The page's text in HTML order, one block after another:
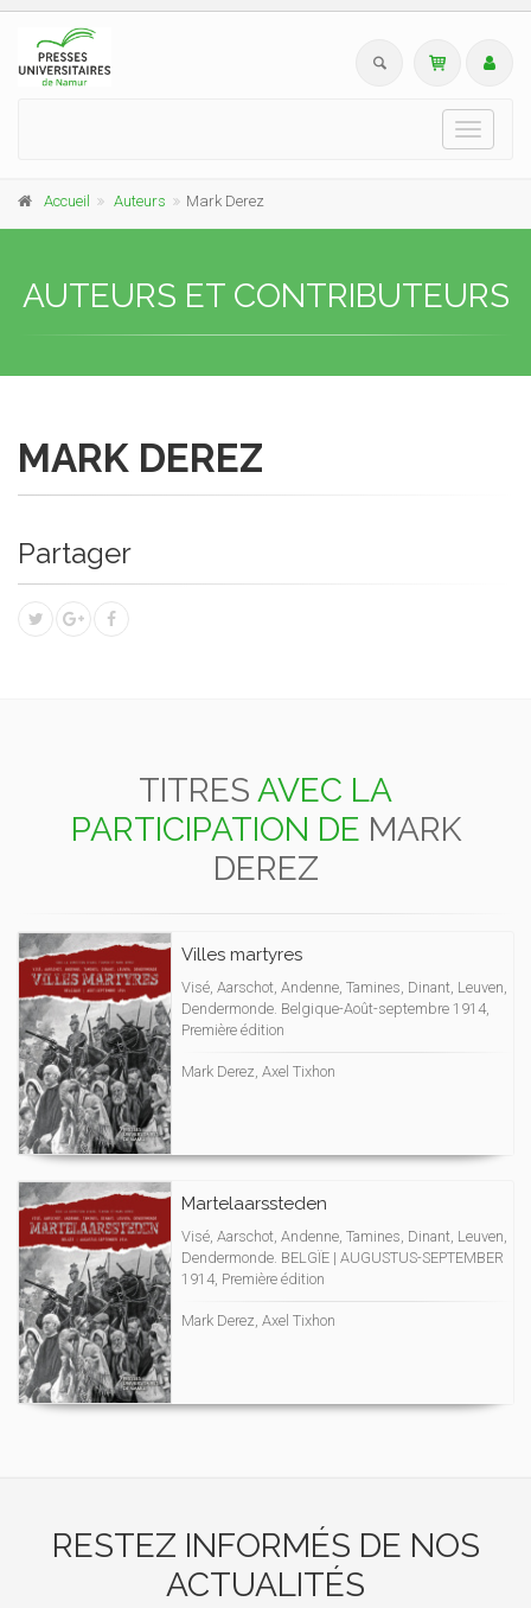
Toggle
Accueil Auteurs Mark Derez
AUTEURS ET CONTRIBUTEURS
MARK DEREZ
Partager
TITRES AVEC LA
PARTICIPATION DE MARK
DEREZ
Villes martyres
Visé, Aarschot, Andenne, Tamines, Dinant, Leuven,
Dendermonde. Belgique-Août-septembre 1914,
Première édition
Mark Derez, Axel Tixhon
Martelaarssteden
Visé, Aarschot, Andenne, Tamines, Dinant, Leuven,
Dendermonde. BELGÏE | AUGUSTUS-SEPTEMBER
1914, Première édition
Mark Derez, Axel Tixhon
RESTEZ INFORMÉS DE NOS
ACTUALITÉS